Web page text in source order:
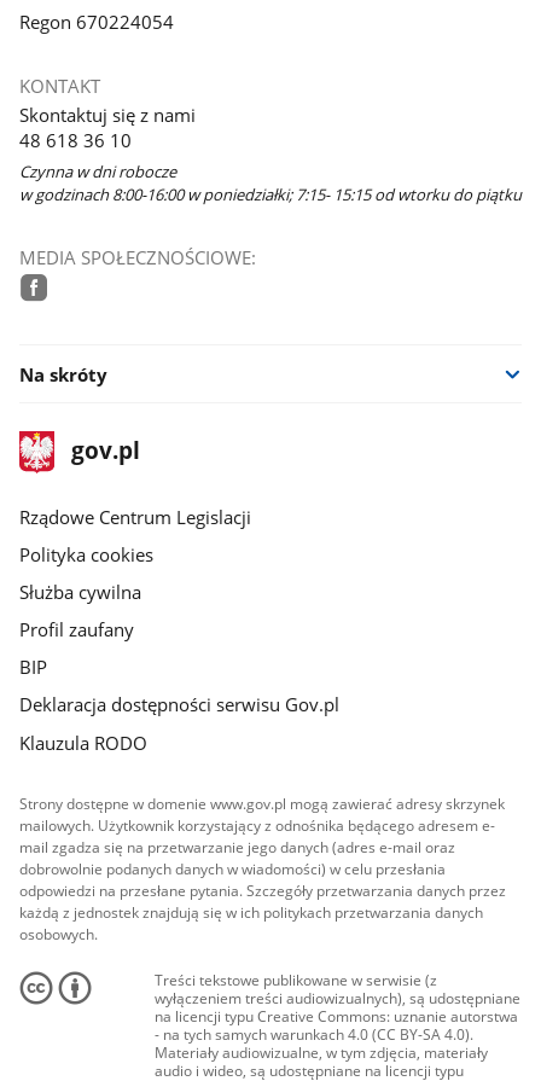
Regon 670224054
KONTAKT
Skontaktuj się z nami
48 618 36 10
Czynna w dni robocze
w godzinach 8:00-16:00 w poniedziałki; 7:15- 15:15 od wtorku do piątku
MEDIA SPOŁECZNOŚCIOWE:
Na skróty
stopka
gov.plStrona
gov.pl
Rządowe Centrum Legislacji
Polityka cookies
Służba cywilna
Profil zaufany
BIP
Deklaracja dostępności serwisu Gov.pl
Klauzula RODO
Strony dostępne w domenie www.gov.pl mogą zawierać adresy skrzynek
mailowych. Użytkownik korzystający z odnośnika będącego adresem e-
mail zgadza się na przetwarzanie jego danych (adres e-mail oraz
dobrowolnie podanych danych w wiadomości) w celu przesłania
odpowiedzi na przesłane pytania. Szczegóły przetwarzania danych przez
każdą z jednostek znajdują się w ich politykach przetwarzania danych
osobowych.
Treści tekstowe publikowane w serwisie (z
wyłączeniem treści audiowizualnych), są udostępniane
na licencji typu Creative Commons: uznanie autorstwa
- na tych samych warunkach 4.0 (CC BY-SA 4.0).
Materiały audiowizualne, w tym zdjęcia, materiały
audio i wideo, są udostępniane na licencji typu